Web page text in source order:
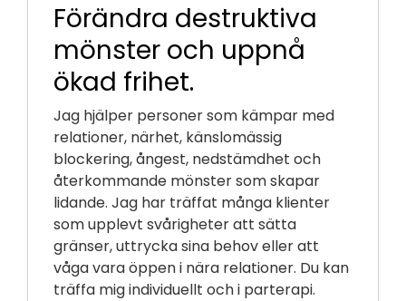
Förändra destruktiva
mönster och uppnå
ökad frihet.
Jag hjälper personer som kämpar med
relationer, närhet, känslomässig
blockering, ångest, nedstämdhet och
återkommande mönster som skapar
lidande. Jag har träffat många klienter
som upplevt svårigheter att sätta
gränser, uttrycka sina behov eller att
våga vara öppen i nära relationer. Du kan
träffa mig individuellt och i parterapi.